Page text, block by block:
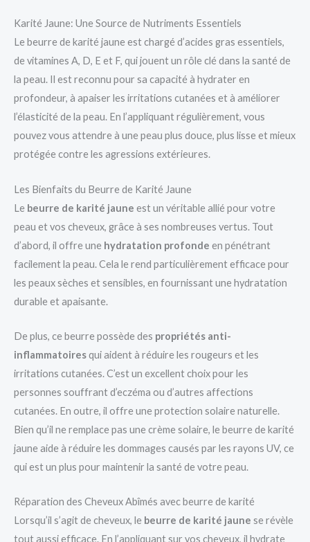
Karité Jaune: Une Source de Nutriments Essentiels
Le beurre de karité jaune est chargé d’acides gras essentiels,
de vitamines A, D, E et F, qui jouent un rôle clé dans la santé de
la peau. Il est reconnu pour sa capacité à hydrater en
profondeur, à apaiser les irritations cutanées et à améliorer
l’élasticité de la peau. En l’appliquant régulièrement, vous
pouvez vous attendre à une peau plus douce, plus lisse et mieux
protégée contre les agressions extérieures.
Les Bienfaits du Beurre de Karité Jaune
Le beurre de karité jaune est un véritable allié pour votre
peau et vos cheveux, grâce à ses nombreuses vertus. Tout
d’abord, il offre une hydratation profonde en pénétrant
facilement la peau. Cela le rend particulièrement efficace pour
les peaux sèches et sensibles, en fournissant une hydratation
durable et apaisante.
De plus, ce beurre possède des propriétés anti-
inflammatoiresqui aident à réduire les rougeurs et les
irritations cutanées. C’est un excellent choix pour les
personnes souffrant d’eczéma ou d’autres affections
cutanées. En outre, il offre une protection solaire naturelle.
Bien qu’il ne remplace pas une crème solaire, le beurre de karité
jaune aide à réduire les dommages causés par les rayons UV, ce
qui est un plus pour maintenir la santé de votre peau.
Réparation des Cheveux Abîmés avec beurre de karité
Lorsqu’il s’agit de cheveux, le beurre de karité jaune se révèle
tout aussi efficace. En l’appliquant sur vos cheveux, il hydrate